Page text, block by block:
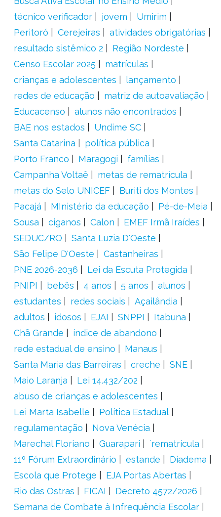
técnico verificador
jovem
Umirim
Peritoró
Cerejeiras
atividades obrigatórias
resultado sistêmico 2
Região Nordeste
Censo Escolar 2025
matrículas
crianças e adolescentes
lançamento
redes de educação
matriz de autoavaliação
Educacenso
alunos não encontrados
BAE nos estados
Undime SC
Santa Catarina
política pública
Porto Franco
Maragogi
famílias
Campanha Voltaê
metas de rematrícula
metas do Selo UNICEF
Buriti dos Montes
Pacajá
MInistério da educação
Pé-de-Meia
Sousa
ciganos Calon
EMEF Irmã Iraídes
SEDUC/RO
Santa Luzia D'Oeste
São Felipe D'Oeste
Castanheiras
PNE 2026-2036
Lei da Escuta Protegida
PNIPI
bebês 4 anos 5 anos
alunos
estudantes
redes sociais
Açailândia
adultos
idosos EJAI SNPPI
Itabuna
Chã Grande
índice de abandono
rede estadual de ensino
Manaus
Santa Maria das Barreiras
creche
SNE
Maio Laranja
Lei 14.432/202
abuso de crianças e adolescentes
Lei Marta Isabelle
Política Estadual
regulamentação
Nova Venécia
Marechal Floriano
Guarapari
´rematrícula
11º Fórum Extraordinário
estande
Diadema
Escola que Protege
EJA Portas Abertas
Rio das Ostras
FICAI
Decreto 4572/2026
Semana de Combate à Infrequência Escolar